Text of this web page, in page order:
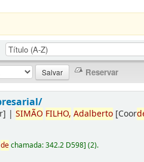
|SIMÃO FILHO, Adalberto [Coor
dechamada:342.2 D598](2).